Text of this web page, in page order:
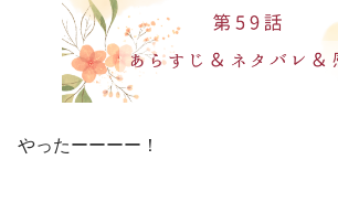
やったーーーー！